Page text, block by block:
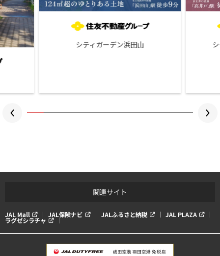
シティガーデン浜田山
関連サイト
JAL Mall JAL保険ナビ JALふるさと納税 JAL PLAZA
ラグゼシラチャ